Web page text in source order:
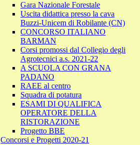
Gara Nazionale Forestale
Uscita didattica presso la cava
Buzzi-Unicem di Robilante (CN)
CONCORSO ITALIANO
BARMAN
Corsi promossi dal Collegio degli
Agrotecnici a.s. 2021-22
A SCUOLA CON GRANA
PADANO
RAEE al centro
Squadra di potatura
ESAMI DI QUALIFICA
OPERATORE DELLA
RISTORAZIONE
Progetto BBE
Concorsi e Progetti 2020-21